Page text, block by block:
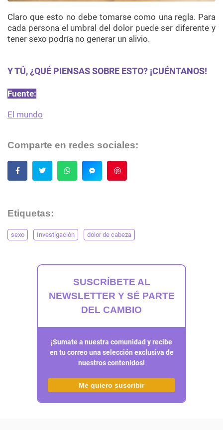
Claro que esto no debe tomarse como una regla. Para
cada persona el umbral del dolor puede ser diferente y
tener sexo podría no generar un alivio.
Y TÚ, ¿QUÉ PIENSAS SOBRE ESTO? ¡CUÉNTANOS!
Fuente:
El mundo
Comparte en redes sociales:
Etiquetas:
sexo Investigación dolor de cabeza
SUSCRÍBETE AL
NEWSLETTER Y SÉ PARTE
DEL CAMBIO
¡Sumate a nuestra comunidad y recibe
en tu correo una selección exclusiva de
nuestros contenidos!
Me quiero suscribir